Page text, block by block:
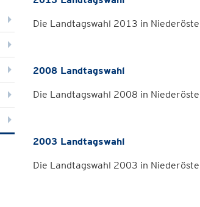
Die Landtagswahl 2013 in
2008 Landtagswahl
Die Landtagswahl 2008 in
2003 Landtagswahl
Die Landtagswahl 2003 in